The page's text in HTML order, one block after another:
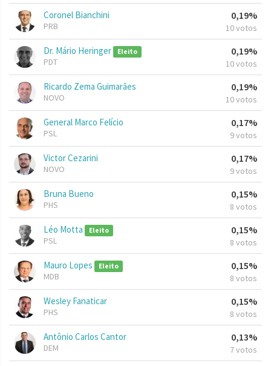
Coronel Bianchini
PRB
0,19%
10 votos
Dr. Mário Heringer Eleito
PDT
0,19%
10 votos
Ricardo Zema Guimarães
NOVO
0,19%
10 votos
General Marco Felício
PSL
0,17%
9 votos
Victor Cezarini
NOVO
0,17%
9 votos
Bruna Bueno
PHS
0,15%
8 votos
Léo Motta Eleito
PSL
0,15%
8 votos
Mauro Lopes Eleito
MDB
0,15%
8 votos
Wesley Fanaticar
PHS
0,15%
8 votos
Antônio Carlos Cantor
DEM
0,13%
7 votos